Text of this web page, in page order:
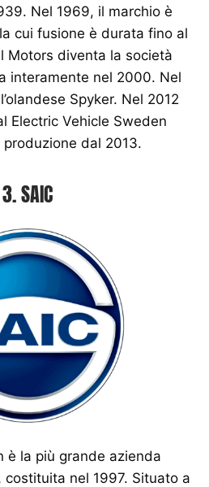
Nel 1969, il marchio è
cui fusione è durata fino al
Motors diventa la società
interamente nel 2000. Nel
Spyker. Nel 2012
Electric Vehicle Sweden
dal 2013.
3. SAIC
è la più grande azienda
nel 1997. Situato a